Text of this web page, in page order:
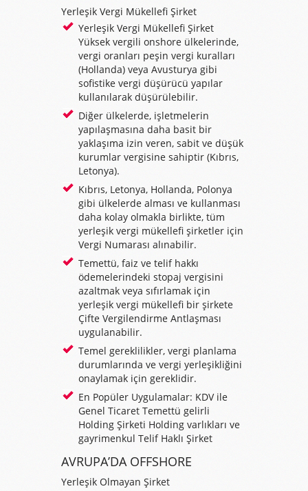
Yerleşik Vergi Mükellefi Şirket
Yerleşik Vergi Mükellefi Şirket
Yüksek vergili onshore ülkelerinde,
vergi oranları peşin vergi kuralları
(Hollanda) veya Avusturya gibi
sofistike vergi düşürücü yapılar
kullanılarak düşürülebilir.
Diğer ülkelerde, işletmelerin
yapılaşmasına daha basit bir
yaklaşıma izin veren, sabit ve düşük
kurumlar vergisine sahiptir (Kıbrıs,
Letonya).
Kıbrıs, Letonya, Hollanda, Polonya
gibi ülkelerde alması ve kullanması
daha kolay olmakla birlikte, tüm
yerleşik vergi mükellefi şirketler için
Vergi Numarası alınabilir.
Temettü, faiz ve telif hakkı
ödemelerindeki stopaj vergisini
azaltmak veya sıfırlamak için
yerleşik vergi mükellefi bir şirkete
Çifte Vergilendirme Antlaşması
uygulanabilir.
Temel gereklilikler, vergi planlama
durumlarında ve vergi yerleşikliğini
onaylamak için gereklidir.
En Popüler Uygulamalar: KDV ile
Genel Ticaret Temettü gelirli
Holding Şirketi Holding varlıkları ve
gayrimenkul Telif Haklı Şirket
AVRUPA’DA OFFSHORE
Yerleşik Olmayan Şirket